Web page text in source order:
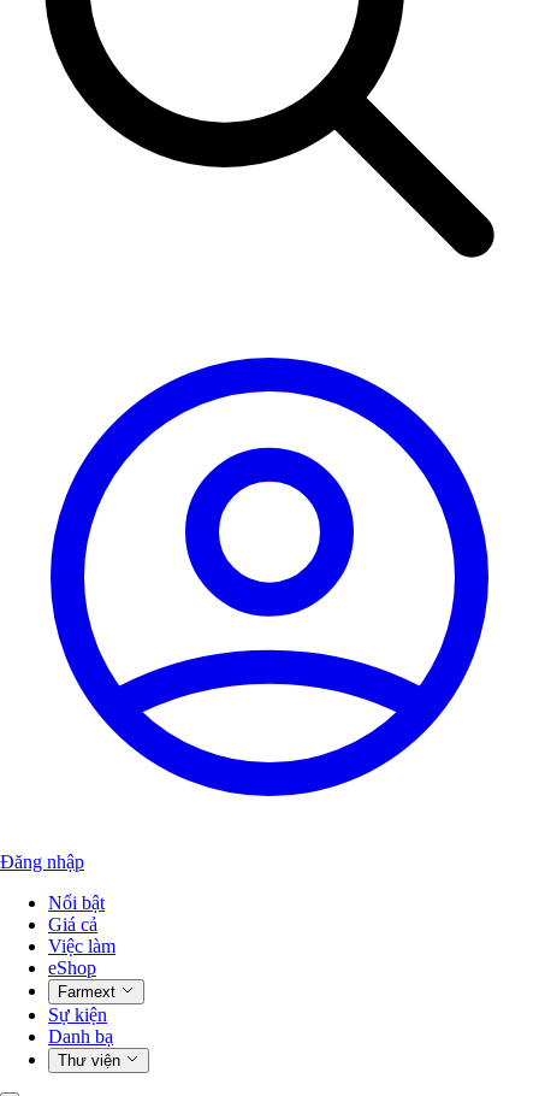
Đăng nhập
Nổi bật
Giá cả
Việc làm
eShop
Farmext
Sự kiện
Danh bạ
Thư viện